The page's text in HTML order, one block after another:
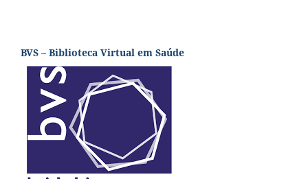
BVS – Biblioteca Virtual em Saúde